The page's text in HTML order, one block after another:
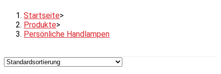
Startseite>
Produkte>
Persönliche Handlampen